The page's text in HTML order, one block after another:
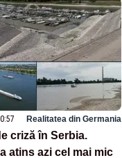
Realitatea din Germania
criză în Serbia.
atins azi cel mai mic